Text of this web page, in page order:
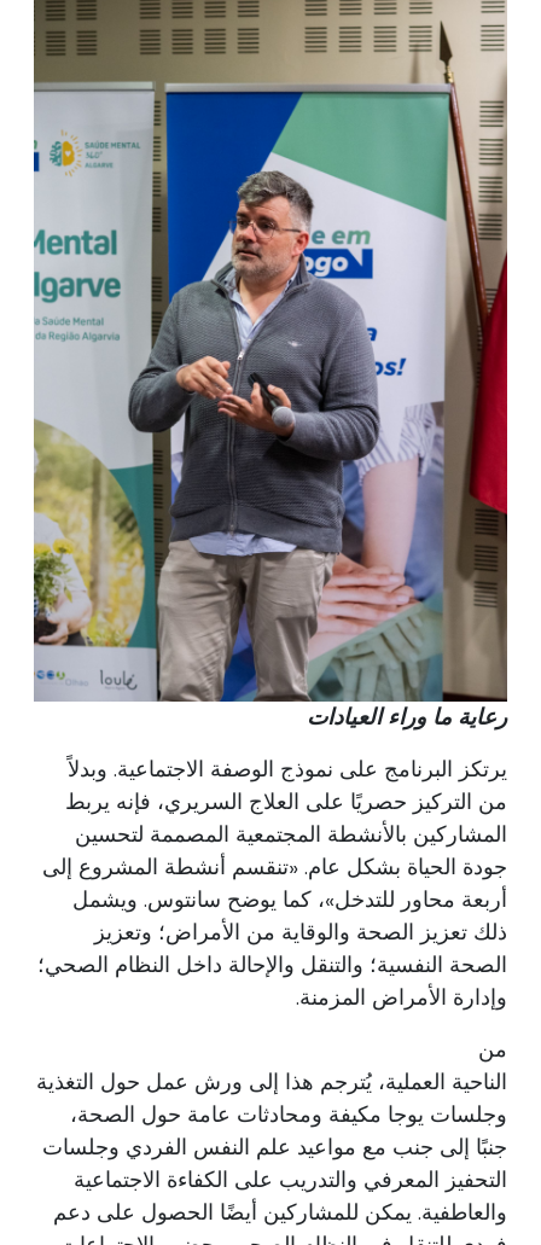
رعاية ما وراء العيادات
يرتكز البرنامج على نموذج الوصفة الاجتماعية. وبدلاً
من التركيز حصريًا على العلاج السريري، فإنه يربط
المشاركين بالأنشطة المجتمعية المصممة لتحسين
جودة الحياة بشكل عام. «تنقسم أنشطة المشروع إلى
أربعة محاور للتدخل»، كما يوضح سانتوس. ويشمل
ذلك تعزيز الصحة والوقاية من الأمراض؛ وتعزيز
الصحة النفسية؛ والتنقل والإحالة داخل النظام الصحي؛
وإدارة الأمراض المزمنة.
من
الناحية العملية، يُترجم هذا إلى ورش عمل حول التغذية
وجلسات يوجا مكيفة ومحادثات عامة حول الصحة،
جنبًا إلى جنب مع مواعيد علم النفس الفردي وجلسات
التحفيز المعرفي والتدريب على الكفاءة الاجتماعية
والعاطفية. يمكن للمشاركين أيضًا الحصول على دعم